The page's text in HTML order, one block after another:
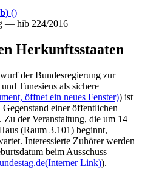
()
— hib 224/2016
Herkunftsstaaten
der Bundesregierung zur
Tunesiens als sichere
öffnet ein neues Fenster)) ist
einer öffentlichen
Zu der Veranstaltung, die um 14
(Raum 3.101) beginnt,
Interessierte Zuhörer werden
beim Ausschuss
(Interner Link)).